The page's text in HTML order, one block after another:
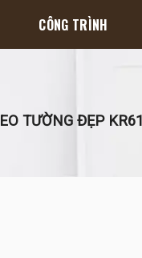
CÔNG TRÌNH
TƯỜNG ĐẸP KR61